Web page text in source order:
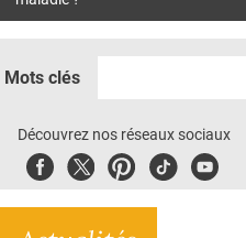
E-REVUE SAD
THÉMA
Mots clés
Découvrez nos réseaux sociaux
FacebookTwitterPinterest
TiktokYoubute